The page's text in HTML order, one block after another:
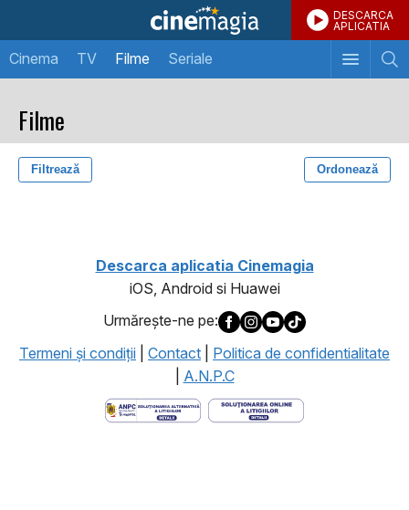
DESCARCA
APLICATIA
Cinema TV Filme Seriale
Filme
Filtrează Ordonează
Descarca aplicatia Cinemagia
iOS, Android si Huawei
Urmăreşte-ne pe:
Termeni şi condiţii
Contact
Politica de confidentialitate
A.N.P.C